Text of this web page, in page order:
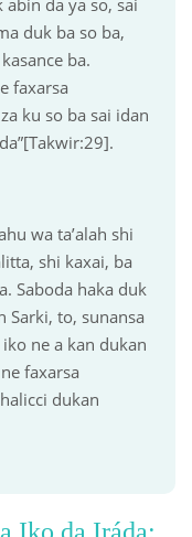
da ya so, sai
duk ba so ba,
ba.
faxarsa
ku so ba sai idan
wa ta’alah shi
shi kaxai, ba
Saboda haka duk
Sarki, to, sunansa
ne a kan dukan
faxarsa
dukan